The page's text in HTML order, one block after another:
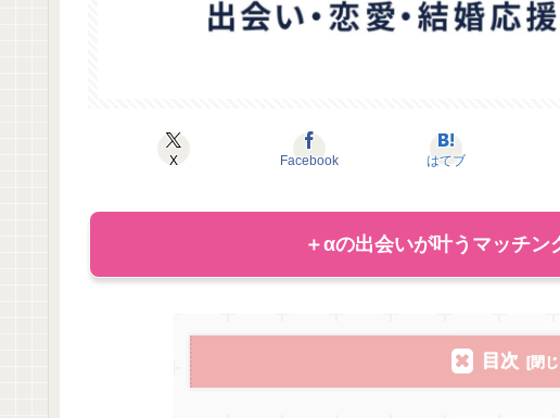
X Facebook はてブ
＋αの出会いが叶うマッチン
目次